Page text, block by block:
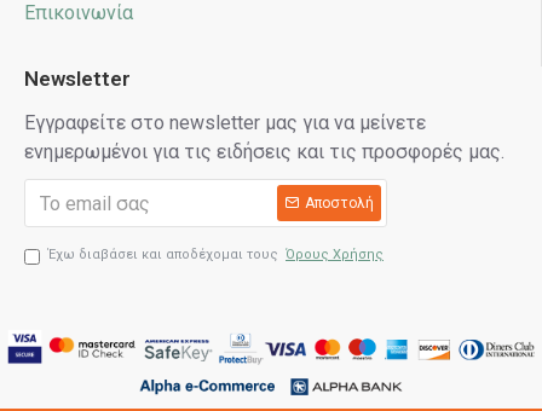
Επικοινωνία
Newsletter
Εγγραφείτε στο newsletter μας για να μείνετε
ενημερωμένοι για τις ειδήσεις και τις προσφορές μας.
Αποστολή
Έχω διαβάσει και αποδέχομαι τους Όρους Χρήσης